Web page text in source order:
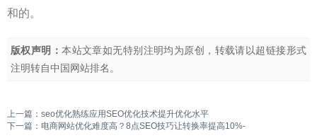
和的。
版权声明：本站文章如无特别注明均为原创，转载请以超链接形式
注明转自中国网站排名 。
上一篇： seo优化熟练应用SEO优化技术提升优化水平
下一篇： 电商网站优化难度高？8点SEO技巧让转换率提高10%-